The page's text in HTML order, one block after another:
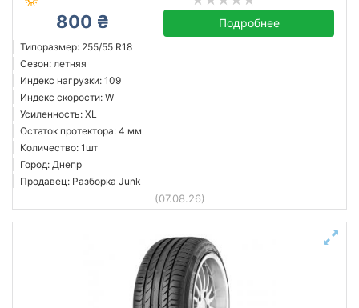
800 ₴ Подробнее
Типоразмер: 255/55 R18
Сезон: летняя
Индекс нагрузки: 109
Индекс скорости: W
Усиленность: XL
Остаток протектора: 4 мм
Количество: 1шт
Город: Днепр
Продавец: Разборка Junk
(07.08.26)